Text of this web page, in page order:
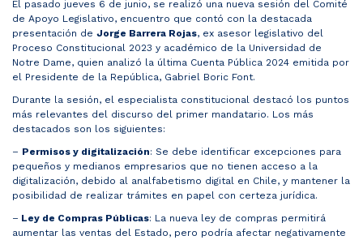
El pasado jueves 6 de junio, se realizó una nueva sesión del Comité
de Apoyo Legislativo, encuentro que contó con la destacada
presentación de Jorge Barrera Rojas, ex asesor legislativo del
Proceso Constitucional 2023 y académico de la Universidad de
Notre Dame, quien analizó la última Cuenta Pública 2024 emitida por
el Presidente de la República, Gabriel Boric Font.
Durante la sesión, el especialista constitucional destacó los puntos
más relevantes del discurso del primer mandatario. Los más
destacados son los siguientes:
– Permisos y digitalización: Se debe identificar excepciones para
pequeños y medianos empresarios que no tienen acceso a la
digitalización, debido al analfabetismo digital en Chile, y mantener la
posibilidad de realizar trámites en papel con certeza jurídica.
– Ley de Compras Públicas: La nueva ley de compras permitirá
aumentar las ventas del Estado, pero podría afectar negativamente